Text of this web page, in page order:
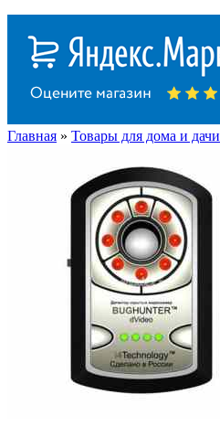
Главная » Товары для дома и дачи